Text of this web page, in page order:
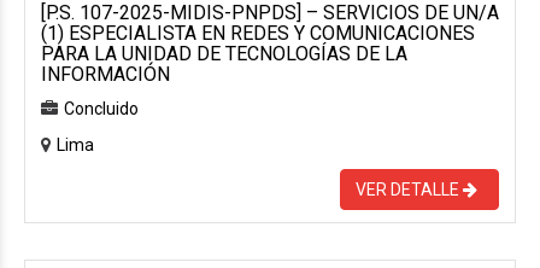
[P.S. 107-2025-MIDIS-PNPDS] – SERVICIOS DE UN/A
(1) ESPECIALISTA EN REDES Y COMUNICACIONES
PARA LA UNIDAD DE TECNOLOGÍAS DE LA
INFORMACIÓN
Concluido
Lima
VER DETALLE